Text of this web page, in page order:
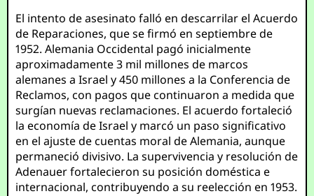
El intento de asesinato falló en descarrilar el Acuerdo
de Reparaciones, que se firmó en septiembre de
1952. Alemania Occidental pagó inicialmente
aproximadamente 3 mil millones de marcos
alemanes a Israel y 450 millones a la Conferencia de
Reclamos, con pagos que continuaron a medida que
surgían nuevas reclamaciones. El acuerdo fortaleció
la economía de Israel y marcó un paso significativo
en el ajuste de cuentas moral de Alemania, aunque
permaneció divisivo. La supervivencia y resolución de
Adenauer fortalecieron su posición doméstica e
internacional, contribuyendo a su reelección en 1953.